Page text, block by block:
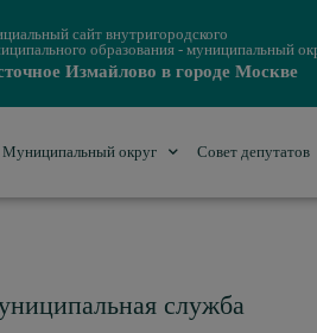
сайт внутригородского
образования - муниципальный
Измайлово в городе Москве
Муниципальный округ Совет депутатов
служба